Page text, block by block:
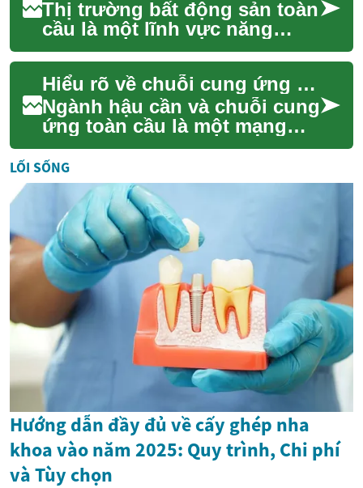
Thị trường bất động sản toàn
cầu là một lĩnh vực năng
động và phức tạp, có ảnh
hưởng sâu rộng đến nền
kinh tế và tài ...
Hiểu rõ về chuỗi cung ứng và hậu cần
Ngành hậu cần và chuỗi cung
ứng toàn cầu là một mạng
lưới phức tạp, kết nối hàng tỷ
sản phẩm từ nhà sản xuất
đến ngườ...
LỐI SỐNG
Hướng dẫn đầy đủ về cấy ghép nha
khoa vào năm 2025: Quy trình, Chi phí
và Tùy chọn